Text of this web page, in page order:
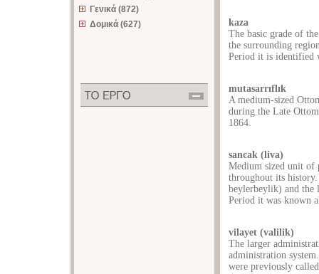
Γενικά (872)
Δομικά (627)
kaza
The basic grade of
the surrounding
Period it is identified
mutasarrıflık
A medium-sized
during the Late
1864.
sancak (liva)
Medium sized unit of
throughout its
beylerbeylik) and the
Period it was known
vilayet (valilik)
The larger
administration
were previously